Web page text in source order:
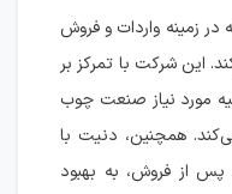
۱۲ سال سابقه در زمینه واردات و فروش
این شرکت با تمرکز بر
مورد نیاز صنعت چوب
همچنین، دنیت با
پس از فروش، به بهبود